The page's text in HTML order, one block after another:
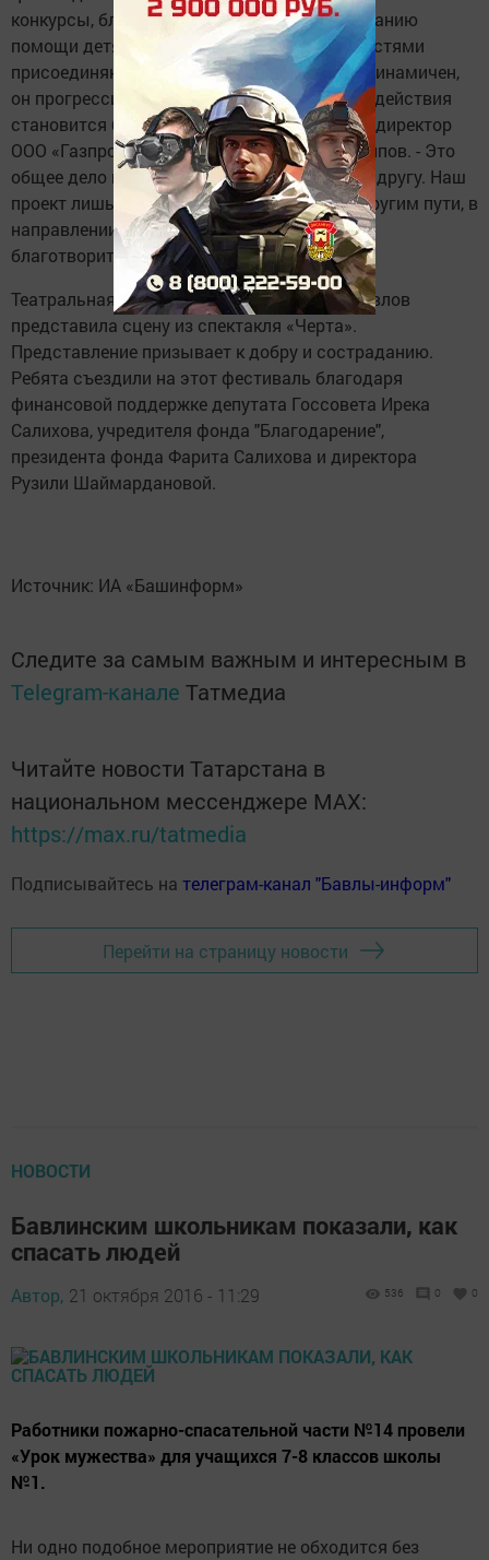
конкурсы, благотворительные акции, к оказанию
помощи детям с ограниченными возможностями
присоединяются новые партнеры. Проект динамичен,
он прогрессирует, и я рад, что форм взаимодействия
становится больше, - отметил генеральный директор
ООО «Газпром трансгаз Уфа» Шамиль Шарипов. - Это
общее дело и дело каждого - помогать друг другу. Наш
проект лишь показывает и подсказывает другим пути, в
направлении которых можно развивать
благотворительность.
Театральная студия "Ангелы" «Благо» из Бавлов
представила сцену из спектакля «Черта».
Представление призывает к добру и состраданию.
Ребята съездили на этот фестиваль благодаря
финансовой поддержке депутата Госсовета Ирека
Салихова, учредителя фонда "Благодарение",
президента фонда Фарита Салихова и директора
Рузили Шаймардановой.
Источник: ИА «Башинформ»
Следите за самым важным и интересным в
Telegram-канале Татмедиа
Читайте новости Татарстана в
национальном мессенджере MАХ:
https://max.ru/tatmedia
Подписывайтесь на телеграм-канал "Бавлы-информ"
Перейти на страницу новости
НОВОСТИ
Бавлинским школьникам показали, как
спасать людей
Автор, 21 октября 2016 - 11:29 536 0 0
Работники пожарно-спасательной части №14 провели
«Урок мужества» для учащихся 7-8 классов школы
№1.
Ни одно подобное мероприятие не обходится без